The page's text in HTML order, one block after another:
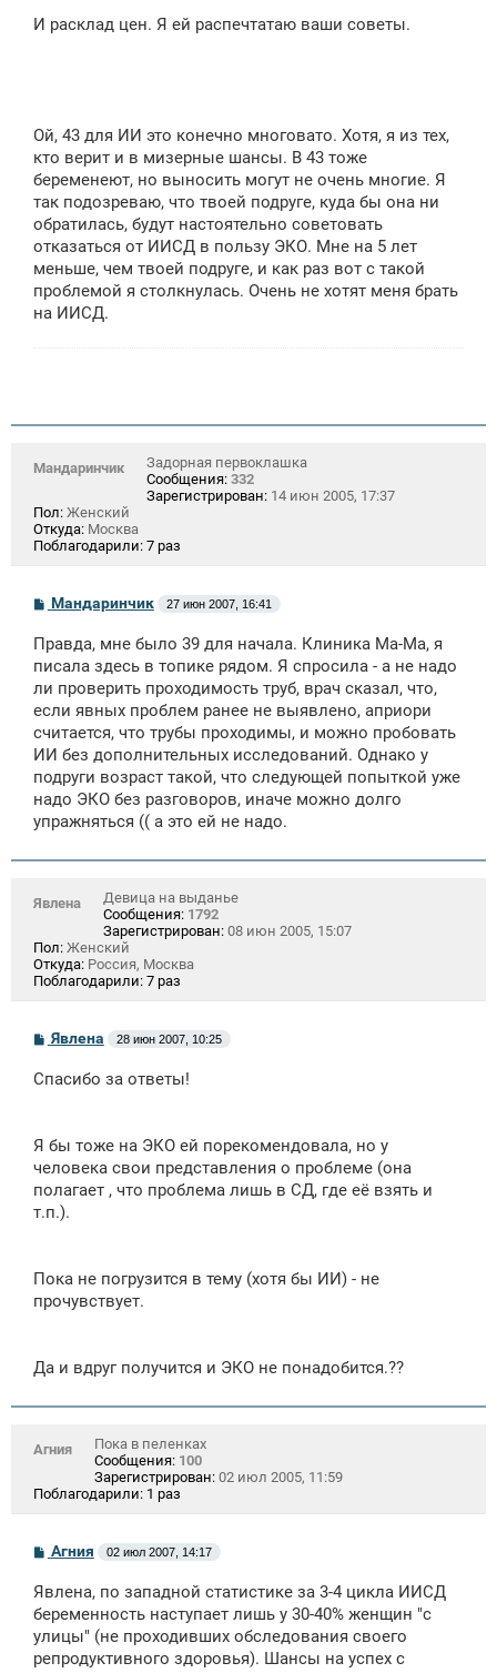
И расклад цен. Я ей распечтатаю ваши советы.
Ой, 43 для ИИ это конечно многовато. Хотя, я из тех,
кто верит и в мизерные шансы. В 43 тоже
беременеют, но выносить могут не очень многие. Я
так подозреваю, что твоей подруге, куда бы она ни
обратилась, будут настоятельно советовать
отказаться от ИИСД в пользу ЭКО. Мне на 5 лет
меньше, чем твоей подруге, и как раз вот с такой
проблемой я столкнулась. Очень не хотят меня брать
на ИИСД.
Мандаринчик
Задорная первоклашка
Сообщения: 332
Зарегистрирован: 14 июн 2005, 17:37
Пол: Женский
Откуда: Москва
Поблагодарили: 7 раз
С
б
щ
н
и
Мандаринчик 27 июн 2007, 16:41
Правда, мне было 39 для начала. Клиника Ма-Ма, я
писала здесь в топике рядом. Я спросила - а не надо
ли проверить проходимость труб, врач сказал, что,
если явных проблем ранее не выявлено, априори
считается, что трубы проходимы, и можно пробовать
ИИ без дополнительных исследований. Однако у
подруги возраст такой, что следующей попыткой уже
надо ЭКО без разговоров, иначе можно долго
упражняться (( а это ей не надо.
Явлена
Девица на выданье
Сообщения: 1792
Зарегистрирован: 08 июн 2005, 15:07
Пол: Женский
Откуда: Россия, Москва
Поблагодарили: 7 раз
С
б
и
Явлена 28 июн 2007, 10:25
Спасибо за ответы!
Я бы тоже на ЭКО ей порекомендовала, но у
человека свои представления о проблеме (она
полагает , что проблема лишь в СД, где её взять и
т.п.).
Пока не погрузится в тему (хотя бы ИИ) - не
прочувствует.
Да и вдруг получится и ЭКО не понадобится.??
Агния
Пока в пеленках
Сообщения: 100
Зарегистрирован: 02 июл 2005, 11:59
Поблагодарили: 1 раз
С
б
щ
е
н
и
Агния 02 июл 2007, 14:17
Явлена, по западной статистике за 3-4 цикла ИИСД
беременность наступает лишь у 30-40% женщин "с
улицы" (не проходивших обследования своего
репродуктивного здоровья). Шансы на успех с